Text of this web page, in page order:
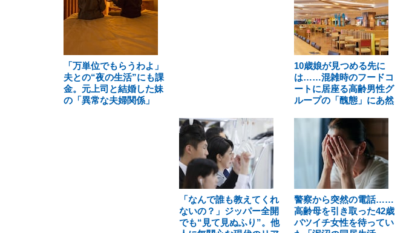
「万単位でもらうわよ」
夫との“夜の生活”にも課
金。元上司と結婚した妹
の「異常な夫婦関係」
10歳娘が見つめる先に
は……混雑時のフードコ
ートに居座る高齢男性グ
ループの「醜態」にあ然
「なんで誰も教えてくれ
ないの？」ジッパー全開
でも“見て見ぬふり”。他
警察から突然の電話……
高齢母を引き取った42歳
バツイチ女性を待ってい